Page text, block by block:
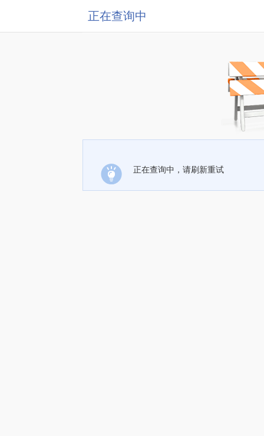
正在查询中
正在查询中，请刷新重试